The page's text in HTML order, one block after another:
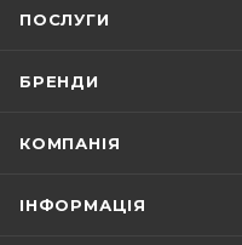
ПОСЛУГИ
БРЕНДИ
КОМПАНІЯ
ІНФОРМАЦІЯ